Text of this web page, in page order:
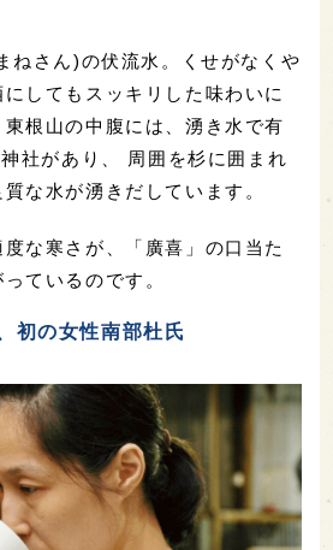
ねさん)の伏流水。くせがなくや
してもスッキリした味わいに
根山の中腹には、湧き水で有
社があり、 周囲を杉に囲まれ
な水が湧きだしています。
な寒さが、「廣喜」の口当た
ているのです。
初の女性南部杜氏